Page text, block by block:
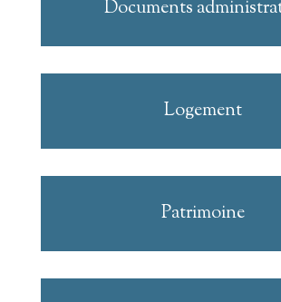
Documents
Logement
Patrimoine